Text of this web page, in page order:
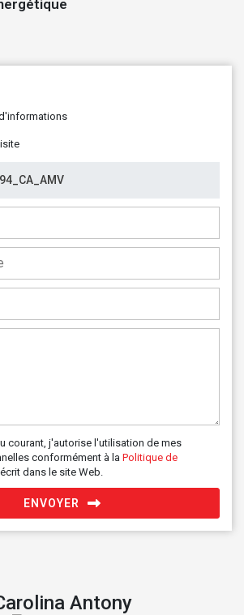
courant, j'autorise l'utilisation de mes
conformément à la Politique de
dans le site Web.
ENVOYER
Antony